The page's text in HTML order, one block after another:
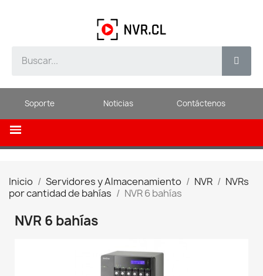
Soporte Noticias Contáctenos
Inicio Servidores y Almacenamiento NVR
NVRs
por cantidad de bahías
NVR 6 bahías
NVR 6 bahías